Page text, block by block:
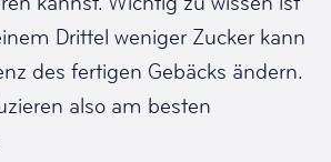
Drittel weniger Zucker kann
des fertigen Gebäcks ändern.
also am besten